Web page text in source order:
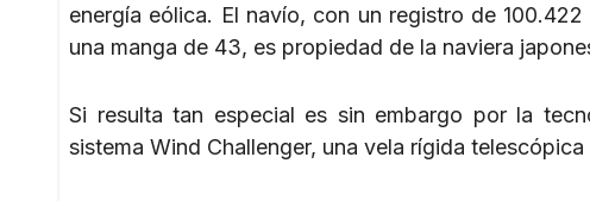
energía eólica. El navío, con un registro de
una manga de 43, es propiedad de la naviera
Si resulta tan especial es sin embargo por la
sistema Wind Challenger, una vela rígida